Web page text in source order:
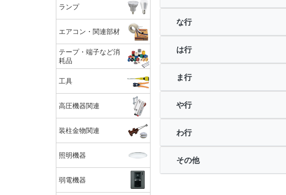
な行
は行
ま行
や行
わ行
その他
ランプ
エアコン・関連部材
テープ・端子など消
耗品
工具
高圧機器関連
装柱金物関連
照明機器
弱電機器